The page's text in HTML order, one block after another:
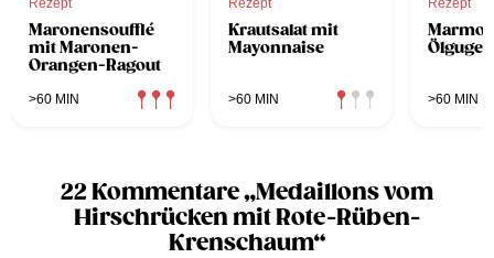
Rezept
Maronensoufflé
mit Maronen-
Orangen-Ragout
>60 MIN
Rezept
Krautsalat mit
Mayonnaise
>60 MIN
Rezept
>60 MIN
22 Kommentare „Medaillons vom
Hirschrücken mit Rote-Rüben-
Krenschaum“